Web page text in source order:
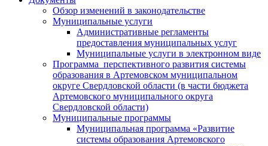
Обзор изменений в законодательстве
Муниципальные услуги
Административные регламенты
предоставления муниципальных услуг
Муниципальные услуги в электронном виде
Программа перспективного развития системы
образования в Артемовском муниципальном
округе Свердловской области (в части бюджета
Артемовского муниципального округа
Свердловской области)
Муниципальные программы
Муниципальная программа «Развитие
системы образования Артемовского